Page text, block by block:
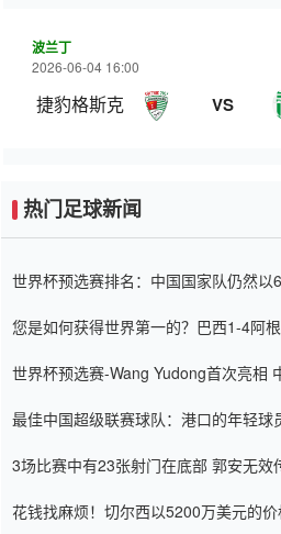
波兰丁
2026-06-04 16:00
捷豹格斯克 VS
热门足球新闻
世界杯预选赛排名：中国国家队仍然以
您是如何获得世界第一的？巴西1-4阿
世界杯预选赛-Wang Yudong首次亮相
最佳中国超级联赛球队：港口的年轻球
3场比赛中有23张射门在底部 郭安无效
花钱找麻烦！切尔西以5200万美元的